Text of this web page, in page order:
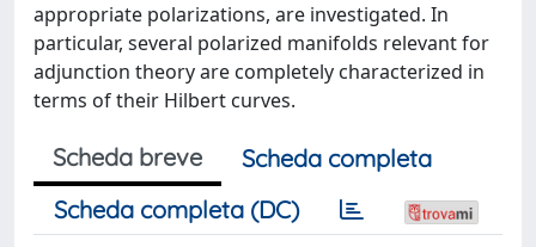
appropriate polarizations, are investigated. In
particular, several polarized manifolds relevant for
adjunction theory are completely characterized in
terms of their Hilbert curves.
Scheda breve
Scheda completa
Scheda completa (DC)